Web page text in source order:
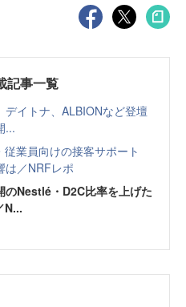
記事一覧
デイトナ、ALBIONなど登壇
...
業員向けの接客サポート
／NRFレポ
のNestlé・D2C比率を上げた
N...